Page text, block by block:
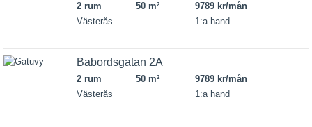
2 rum 50 m2
9789 kr/mån
Västerås
1:a hand
Babordsgatan 2A
2 rum 50 m2
9789 kr/mån
Västerås
1:a hand